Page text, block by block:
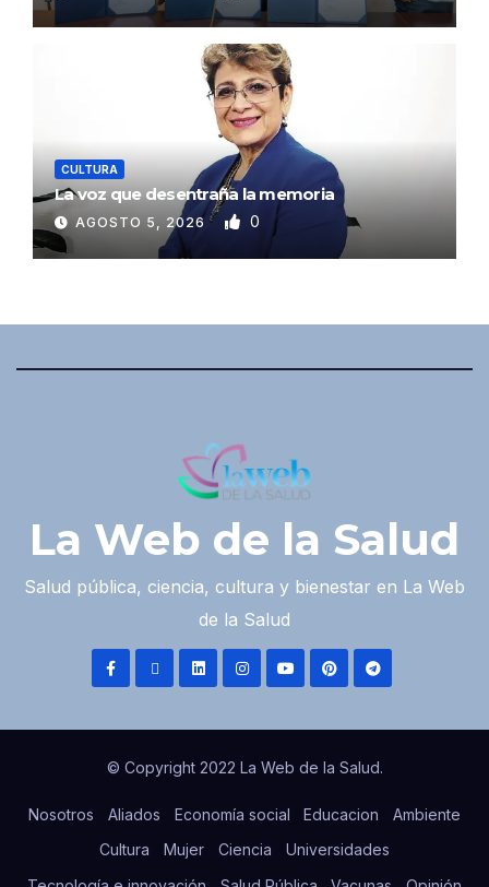
CULTURA
La voz que desentraña la memoria
AGOSTO 5, 2026 0
La Web de la Salud
Salud pública, ciencia, cultura y bienestar en La Web
de la Salud
© Copyright 2022 La Web de la Salud.
Nosotros Aliados Economía social Educacion
Ambiente
Cultura
Mujer Ciencia
Universidades